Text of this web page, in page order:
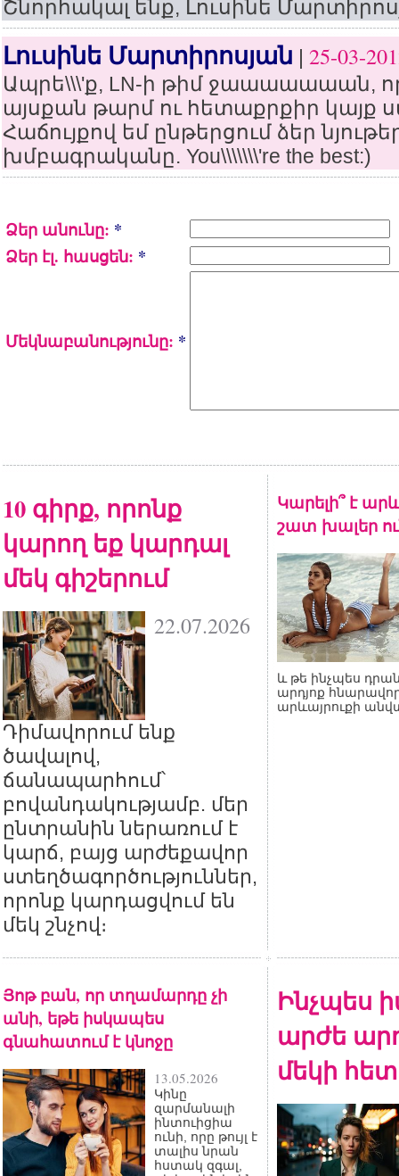
Շնորհակալ ենք, Լուսինե
Լուսինե Մարտիրոսյան | 25-03-
Ապրե\\\'ք, LN-ի թիմ ջաաաաաաան,
այսքան թարմ ու հետաքրքիր կայք
Հաճույքով եմ ընթերցում ձեր
խմբագրականը. You\\\\\\\'re the best:)
Ձեր անունը: *
Ձեր էլ. հասցեն: *
Մեկնաբանությունը: *
10 գիրք, որոնք
կարող եք կարդալ
մեկ գիշերում
22.07.2026
Դիմավորում ենք
ծավալով,
ճանապարհում՝
բովանդակությամբ. մեր
ընտրանին ներառում է
կարճ, բայց արժեքավոր
ստեղծագործություններ,
որոնք կարդացվում են
մեկ շնչով։
Կարելի՞ է
շատ խալեր
և թե ինչպես
արդյոք
արևայրուքի
Յոթ բան, որ տղամարդը չի
անի, եթե իսկապես
գնահատում է կնոջը
13.05.2026
Կինը
զարմանալի
ինտուիցիա
ունի, որը թույլ է
տալիս նրան
հստակ զգալ,
Ինչպես
արժե
մեկի